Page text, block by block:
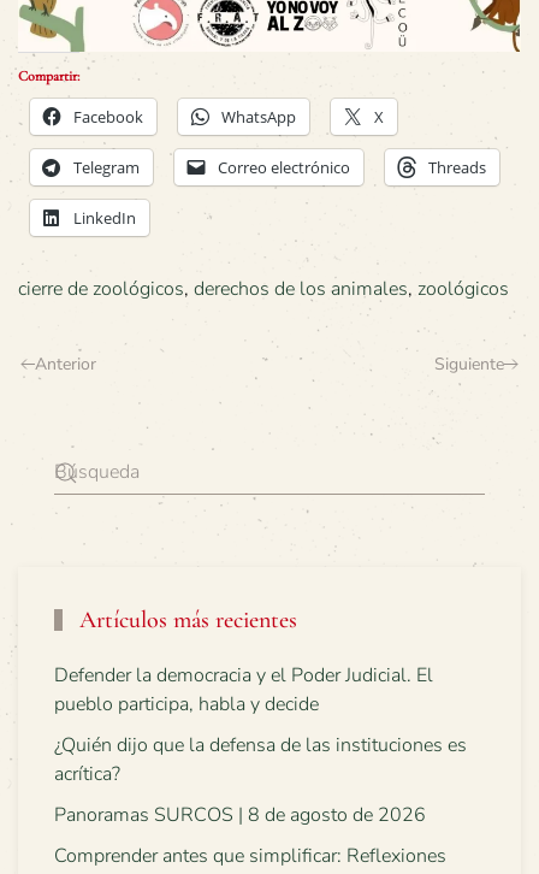
Compartir:
Facebook WhatsApp X
Telegram Correo electrónico Threads
LinkedIn
cierre de zoológicos, derechos de los animales, zoológicos
Anterior Siguiente
Artículos más recientes
Defender la democracia y el Poder Judicial. El
pueblo participa, habla y decide
¿Quién dijo que la defensa de las instituciones es
acrítica?
Panoramas SURCOS | 8 de agosto de 2026
Comprender antes que simplificar: Reflexiones